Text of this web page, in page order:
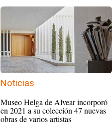
Noticias
Museo Helga de Alvear incorporó
en 2021 a su colección 47 nuevas
obras de varios artistas